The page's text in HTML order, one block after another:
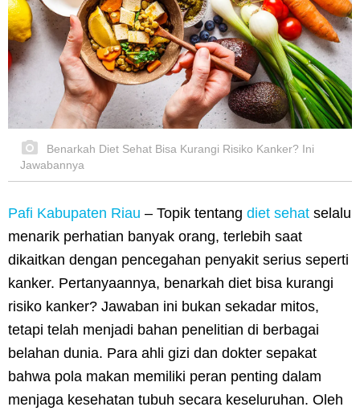
Benarkah Diet Sehat Bisa Kurangi Risiko Kanker? Ini
Jawabannya
Pafi Kabupaten Riau – Topik tentang diet sehat selalu
menarik perhatian banyak orang, terlebih saat
dikaitkan dengan pencegahan penyakit serius seperti
kanker. Pertanyaannya, benarkah diet bisa kurangi
risiko kanker? Jawaban ini bukan sekadar mitos,
tetapi telah menjadi bahan penelitian di berbagai
belahan dunia. Para ahli gizi dan dokter sepakat
bahwa pola makan memiliki peran penting dalam
menjaga kesehatan tubuh secara keseluruhan. Oleh